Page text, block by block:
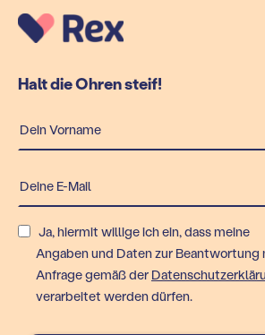
Halt die Ohren steif!
Ja, hiermit willige ich ein, dass meine
Angaben und Daten zur Beantwortung
Anfrage gemäß der
verarbeitet werden dürfen.